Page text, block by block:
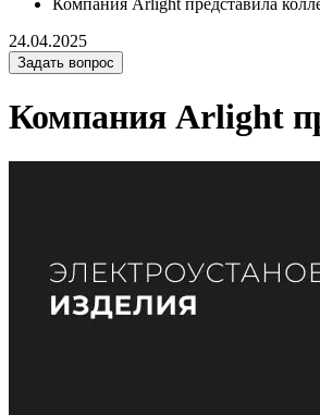
Компания Arlight представила
24.04.2025
Задать вопрос
Компания Arlight